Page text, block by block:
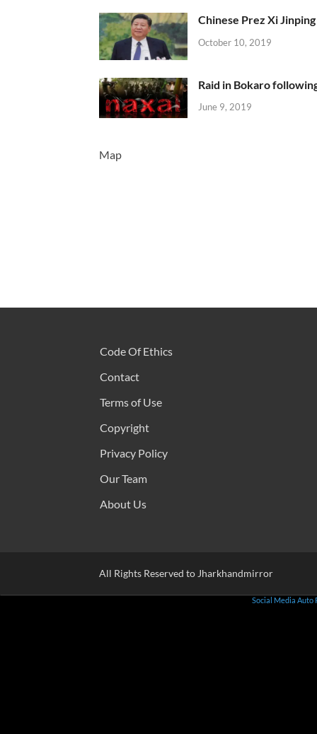
Chinese Prez Xi
October 10, 2019
Raid in Bokaro
June 9, 2019
Map
Code Of Ethics
Contact
Terms of Use
Copyright
Privacy Policy
Our Team
About Us
All Rights Reserved to Jharkhandmirror
Social Media Auto